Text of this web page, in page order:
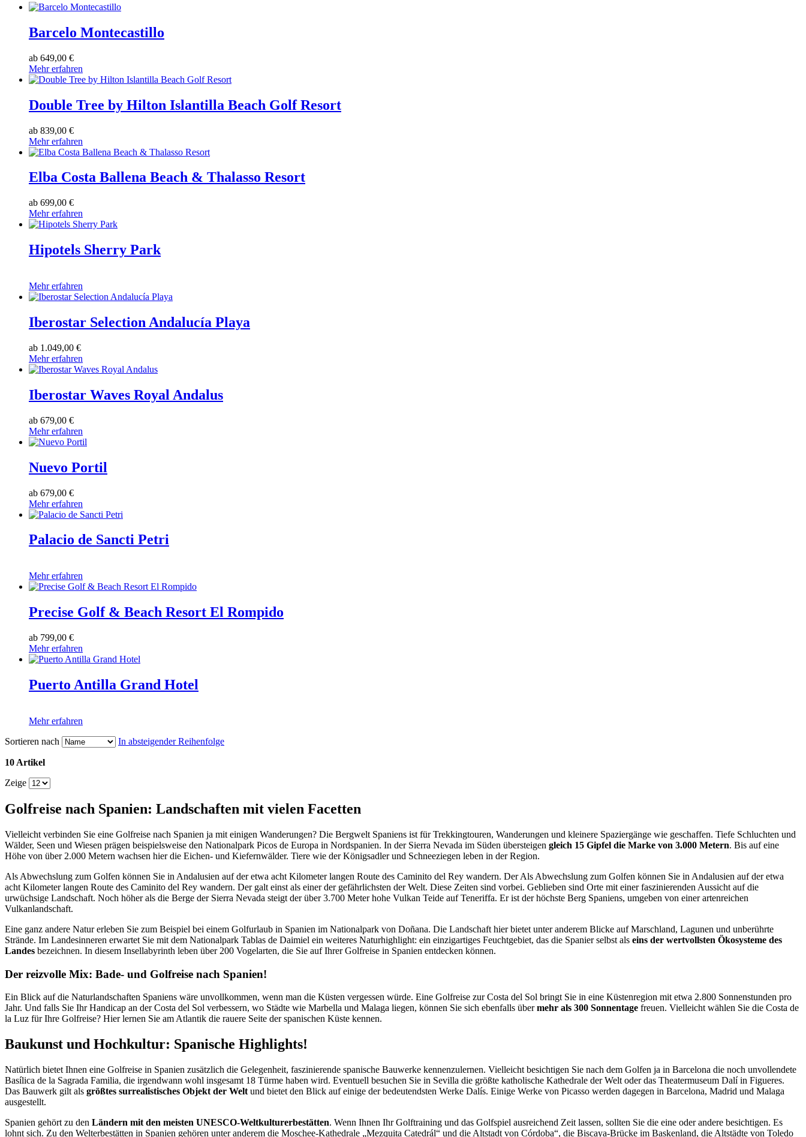
Barcelo Montecastillo
ab 649,00 €
Mehr erfahren
Double Tree by Hilton Islantilla Beach Golf Resort
ab 839,00 €
Mehr erfahren
Elba Costa Ballena Beach & Thalasso Resort
ab 699,00 €
Mehr erfahren
Hipotels Sherry Park
Mehr erfahren
Iberostar Selection Andalucía Playa
ab 1.049,00 €
Mehr erfahren
Iberostar Waves Royal Andalus
ab 679,00 €
Mehr erfahren
Nuevo Portil
ab 679,00 €
Mehr erfahren
Palacio de Sancti Petri
Mehr erfahren
Precise Golf & Beach Resort El Rompido
ab 799,00 €
Mehr erfahren
Puerto Antilla Grand Hotel
Mehr erfahren
Sortieren nach
In absteigender Reihenfolge
10 Artikel
Zeige
Golfreise nach Spanien: Landschaften mit vielen Facetten
Vielleicht verbinden Sie eine Golfreise nach Spanien ja mit einigen Wanderungen? Die Bergwelt Spaniens ist für Trekkingtouren, Wanderungen und kleinere Spaziergänge wie geschaffen. Tiefe Schluchten und
Wälder, Seen und Wiesen prägen beispielsweise den Nationalpark Picos de Europa in Nordspanien. In der Sierra Nevada im Süden übersteigen gleich 15 Gipfel die Marke von 3.000 Metern. Bis auf eine
Höhe von über 2.000 Metern wachsen hier die Eichen- und Kiefernwälder. Tiere wie der Königsadler und Schneeziegen leben in der Region.
Als Abwechslung zum Golfen können Sie in Andalusien auf der etwa acht Kilometer langen Route des Caminito del Rey wandern. Der Als Abwechslung zum Golfen können Sie in Andalusien auf der etwa
acht Kilometer langen Route des Caminito del Rey wandern. Der galt einst als einer der gefährlichsten der Welt. Diese Zeiten sind vorbei. Geblieben sind Orte mit einer faszinierenden Aussicht auf die
urwüchsige Landschaft. Noch höher als die Berge der Sierra Nevada steigt der über 3.700 Meter hohe Vulkan Teide auf Teneriffa. Er ist der höchste Berg Spaniens, umgeben von einer artenreichen
Vulkanlandschaft.
Eine ganz andere Natur erleben Sie zum Beispiel bei einem Golfurlaub in Spanien im Nationalpark von Doñana. Die Landschaft hier bietet unter anderem Blicke auf Marschland, Lagunen und unberührte
Strände. Im Landesinneren erwartet Sie mit dem Nationalpark Tablas de Daimiel ein weiteres Naturhighlight: ein einzigartiges Feuchtgebiet, das die Spanier selbst als eins der wertvollsten Ökosysteme des
Landes bezeichnen. In diesem Insellabyrinth leben über 200 Vogelarten, die Sie auf Ihrer Golfreise in Spanien entdecken können.
Der reizvolle Mix: Bade- und Golfreise nach Spanien!
Ein Blick auf die Naturlandschaften Spaniens wäre unvollkommen, wenn man die Küsten vergessen würde. Eine Golfreise zur Costa del Sol bringt Sie in eine Küstenregion mit etwa 2.800 Sonnenstunden pro
Jahr. Und falls Sie Ihr Handicap an der Costa del Sol verbessern, wo Städte wie Marbella und Malaga liegen, können Sie sich ebenfalls übermehr als 300 Sonnentage freuen. Vielleicht wählen Sie die Costa de
la Luz für Ihre Golfreise? Hier lernen Sie am Atlantik die rauere Seite der spanischen Küste kennen.
Baukunst und Hochkultur: Spanische Highlights!
Natürlich bietet Ihnen eine Golfreise in Spanien zusätzlich die Gelegenheit, faszinierende spanische Bauwerke kennenzulernen. Vielleicht besichtigen Sie nach dem Golfen ja in Barcelona die noch unvollendete
Basílica de la Sagrada Familia, die irgendwann wohl insgesamt 18 Türme haben wird. Eventuell besuchen Sie in Sevilla die größte katholische Kathedrale der Welt oder das Theatermuseum Dalí in Figueres.
Das Bauwerk gilt als größtes surrealistisches Objekt der Welt und bietet den Blick auf einige der bedeutendsten Werke Dalís. Einige Werke von Picasso werden dagegen in Barcelona, Madrid und Malaga
ausgestellt.
Spanien gehört zu den Ländern mit den meisten UNESCO-Weltkulturerbestätten. Wenn Ihnen Ihr Golftraining und das Golfspiel ausreichend Zeit lassen, sollten Sie die eine oder andere besichtigen. Es
lohnt sich. Zu den Welterbestätten in Spanien gehören unter anderem die Moschee-Kathedrale „Mezquita Catedrál“ und die Altstadt von Córdoba“, die Biscaya-Brücke im Baskenland, die Altstädte von Toledo